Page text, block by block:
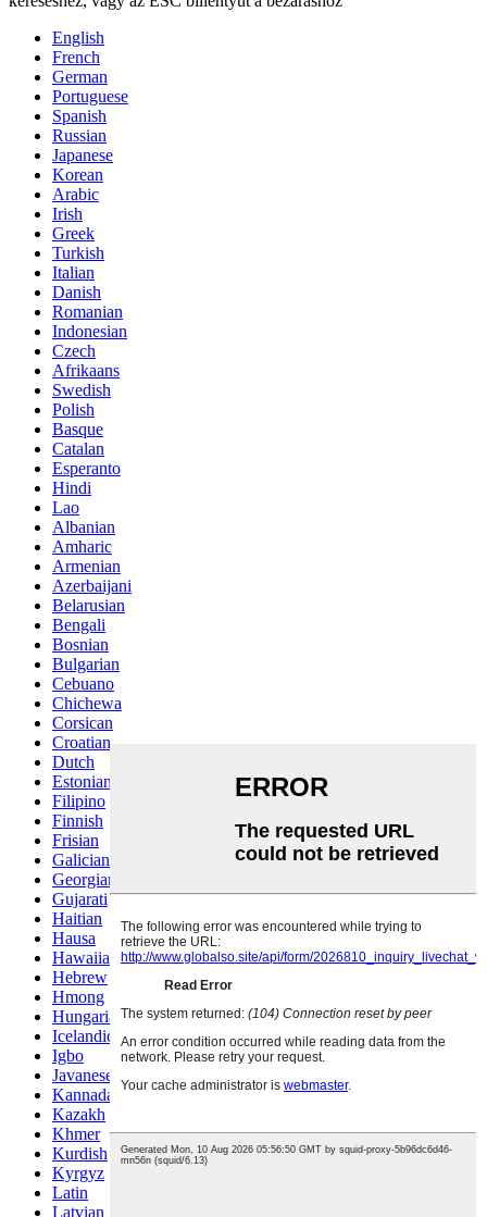
English
French
German
Portuguese
Spanish
Russian
Japanese
Korean
Arabic
Irish
Greek
Turkish
Italian
Danish
Romanian
Indonesian
Czech
Afrikaans
Swedish
Polish
Basque
Catalan
Esperanto
Hindi
Lao
Albanian
Amharic
Armenian
Azerbaijani
Belarusian
Bengali
Bosnian
Bulgarian
Cebuano
Chichewa
Corsican
Croatian
Dutch
Estonian
Filipino
Finnish
Frisian
Galician
Georgian
Gujarati
Haitian
Hausa
Hawaiian
Hebrew
Hmong
Hungarian
Icelandic
Igbo
Javanese
Kannada
Kazakh
Khmer
Kurdish
Kyrgyz
Latin
Latvian